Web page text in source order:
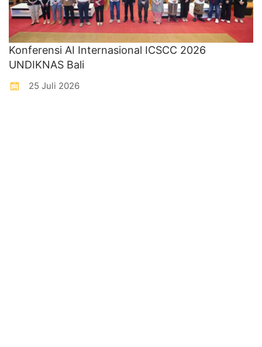
Konferensi AI Internasional ICSCC 2026
UNDIKNAS Bali
25 Juli 2026